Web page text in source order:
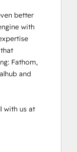
better
with
Fathom,
and